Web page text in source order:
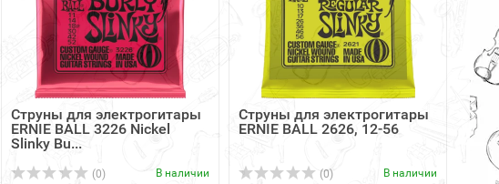
Струны для электрогитары
ERNIE BALL 3226 Nickel
Slinky Bu...
(0) В наличии
Струны для электрогитары
ERNIE BALL 2626, 12-56
(0) В наличии